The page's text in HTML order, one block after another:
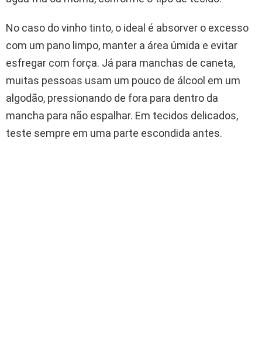
No caso do vinho tinto, o ideal é absorver o excesso
com um pano limpo, manter a área úmida e evitar
esfregar com força. Já para manchas de caneta,
muitas pessoas usam um pouco de álcool em um
algodão, pressionando de fora para dentro da
mancha para não espalhar. Em tecidos delicados,
teste sempre em uma parte escondida antes.